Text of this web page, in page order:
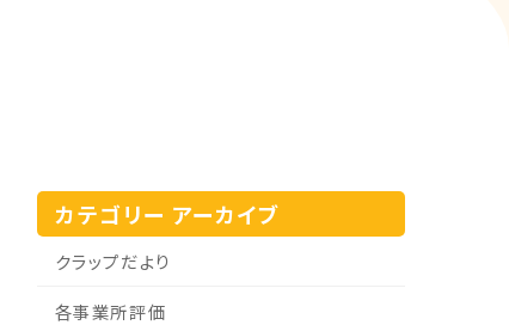
カテゴリー アーカイブ
クラップだより
各事業所評価